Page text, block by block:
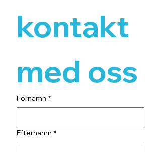
kontakt
med oss
Förnamn *
Efternamn *